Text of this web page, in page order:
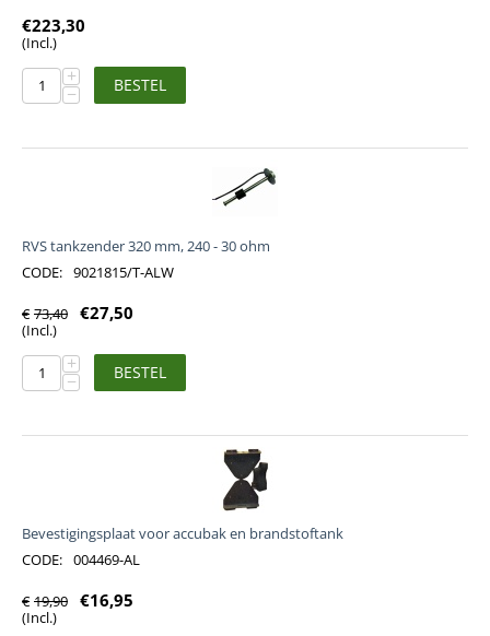
€223,30
(Incl.)
+
− BESTEL
RVS tankzender 320 mm, 240 - 30 ohm
CODE: 9021815/T-ALW
€ 73,40 €27,50
(Incl.)
+
− BESTEL
Bevestigingsplaat voor accubak en brandstoftank
CODE: 004469-AL
€ 19,90 €16,95
(Incl.)